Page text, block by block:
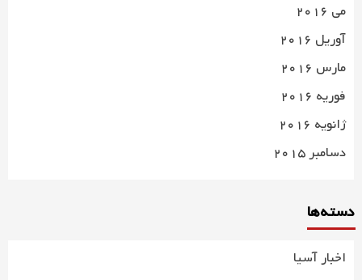
می 2016
آوریل 2016
مارس 2016
فوریه 2016
ژانویه 2016
دسامبر 2015
دسته‌ها
اخبار آسیا